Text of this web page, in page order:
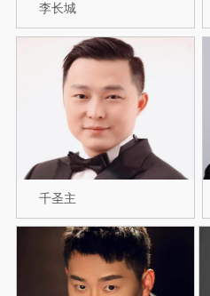
李长城
千圣主